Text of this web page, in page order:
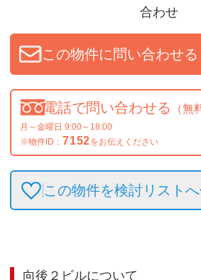
合わせ
この物件に問い合わせる
電話で問い合わせる （無
月～金曜日 9:00～18:00
※物件ID： 7152をお伝えください
この物件を検討リスト
向後２ビルについて